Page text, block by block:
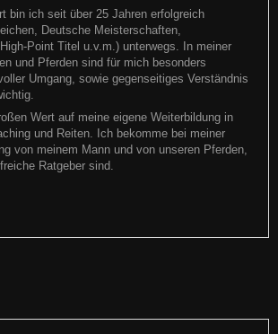
bin ich seit über 25 Jahren erfolgreich
Deutsche Meisterschaften,
Point Titel u.v.m.) unterwegs. In meiner
und Pferden sind für mich besonders
Umgang, sowie gegenseitiges Verständnis
Wert auf meine eigene Weiterbildung in
und Reiten. Ich bekomme bei meiner
von meinem Mann und von unseren Pferden,
Ratgeber sind.